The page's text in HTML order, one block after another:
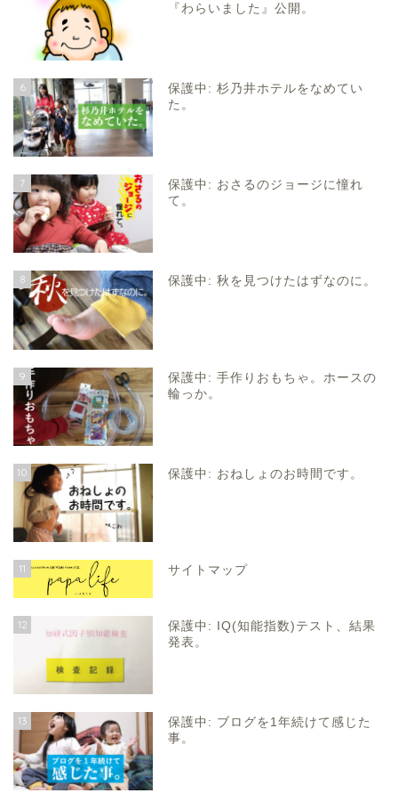
『わらいました』公開。
6
保護中: 杉乃井ホテルをなめてい
た。
7
保護中: おさるのジョージに憧れ
て。
8 保護中: 秋を見つけたはずなのに。
9
保護中: 手作りおもちゃ。ホースの
輪っか。
10 保護中: おねしょのお時間です。
11 サイトマップ
12
保護中: IQ(知能指数)テスト、結果
発表。
13
保護中: ブログを1年続けて感じた
事。